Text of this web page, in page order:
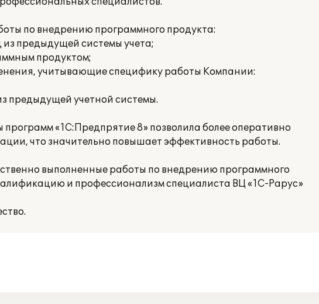
по внедрению программного продукта:
из предыдущей системы учета;
продуктом;
учитывающие специфику работы Компании:
предыдущей учетной системы.
«1С:Предпрятие 8» позволила более оперативно
что значительно повышает эффективность работы.
выполненные работы по внедрению программного
и профессионализм специалиста ВЦ «1С-Рарус»